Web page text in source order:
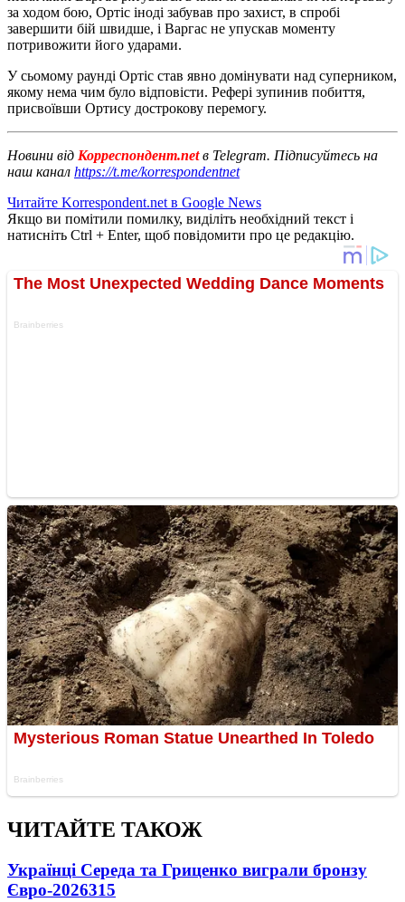
за ходом бою, Ортіс іноді забував про захист, в спробі
завершити бій швидше, і Варгас не упускав моменту
потривожити його ударами.
У сьомому раунді Ортіс став явно домінувати над суперником,
якому нема чим було відповісти. Рефері зупинив побиття,
присвоївши Ортису дострокову перемогу.
Новини від Корреспондент.netв Telegram. Підписуйтесь на
наш канал https://t.me/korrespondentnet
Читайте Korrespondent.net в Google News
Якщо ви помітили помилку, виділіть необхідний текст і
натисніть Ctrl + Enter, щоб повідомити про це редакцію.
ЧИТАЙТЕ ТАКОЖ
Українці Середа та Гриценко виграли бронзу
Євро-2026315